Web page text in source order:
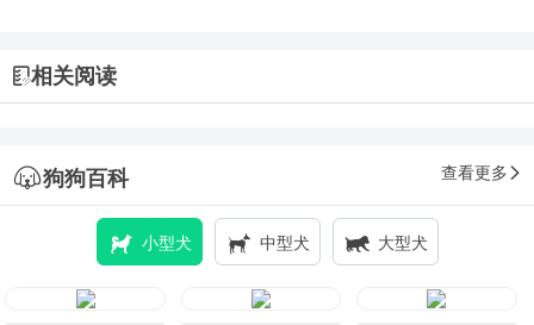
相关阅读
狗狗百科 查看更多
小型犬 中型犬 大型犬